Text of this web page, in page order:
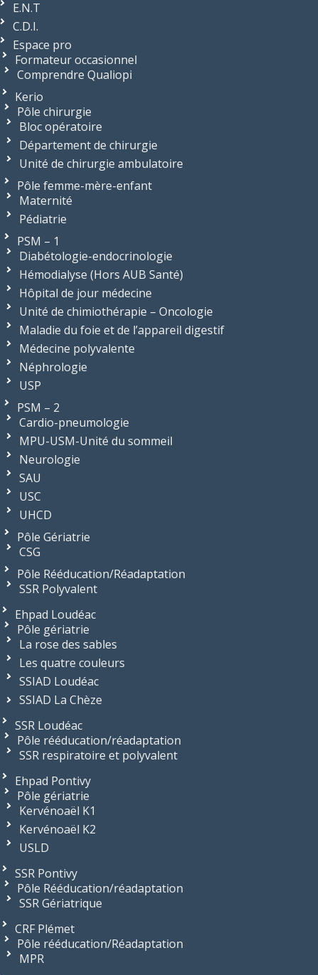
E.N.T
C.D.I.
Espace pro
Formateur occasionnel
Comprendre Qualiopi
Kerio
Pôle chirurgie
Bloc opératoire
Département de chirurgie
Unité de chirurgie ambulatoire
Pôle femme-mère-enfant
Maternité
Pédiatrie
PSM – 1
Diabétologie-endocrinologie
Hémodialyse (Hors AUB Santé)
Hôpital de jour médecine
Unité de chimiothérapie – Oncologie
Maladie du foie et de l’appareil digestif
Médecine polyvalente
Néphrologie
USP
PSM – 2
Cardio-pneumologie
MPU-USM-Unité du sommeil
Neurologie
SAU
USC
UHCD
Pôle Gériatrie
CSG
Pôle Rééducation/Réadaptation
SSR Polyvalent
Ehpad Loudéac
Pôle gériatrie
La rose des sables
Les quatre couleurs
SSIAD Loudéac
SSIAD La Chèze
SSR Loudéac
Pôle rééducation/réadaptation
SSR respiratoire et polyvalent
Ehpad Pontivy
Pôle gériatrie
Kervénoaël K1
Kervénoaël K2
USLD
SSR Pontivy
Pôle Rééducation/réadaptation
SSR Gériatrique
CRF Plémet
Pôle rééducation/Réadaptation
MPR